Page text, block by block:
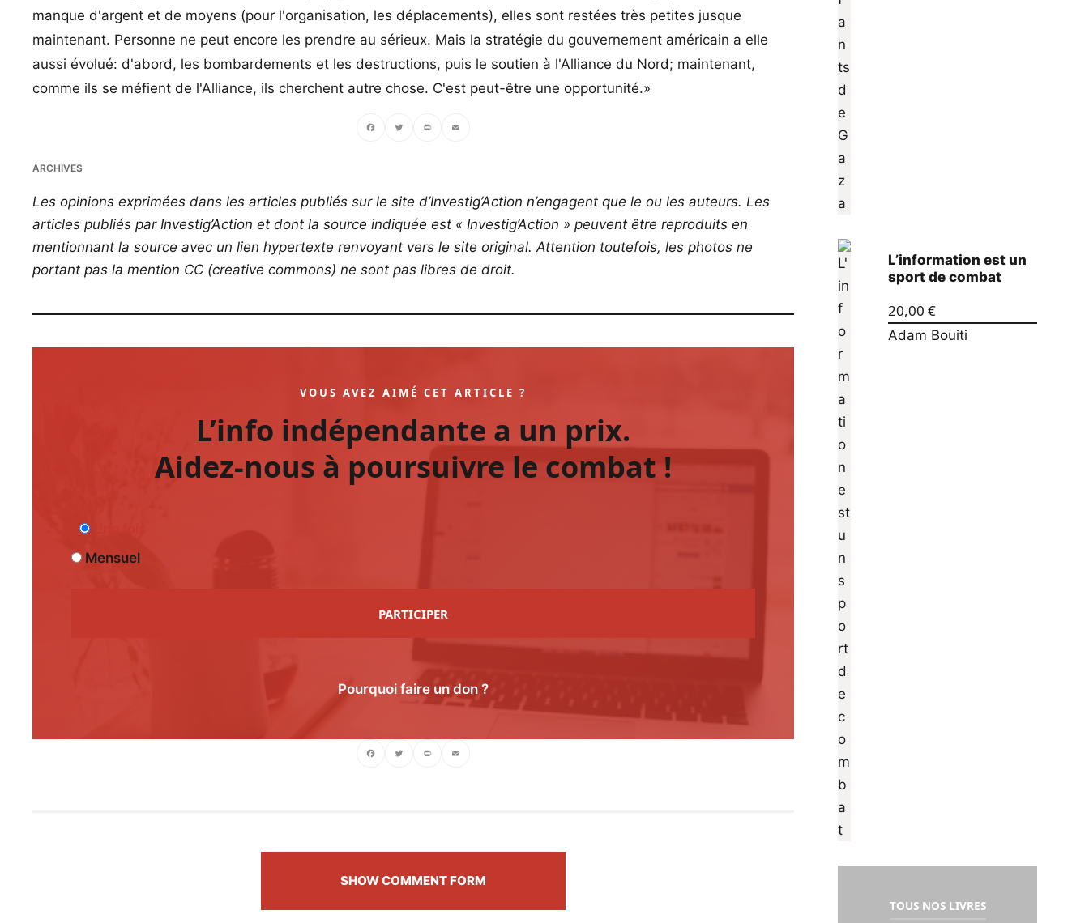
manque d'argent et de moyens (pour l'organisation, les déplacements), elles sont restées très petites jusque
maintenant. Personne ne peut encore les prendre au sérieux. Mais la stratégie du gouvernement américain a elle
aussi évolué: d'abord, les bombardements et les destructions, puis le soutien à l'Alliance du Nord; maintenant,
comme ils se méfient de l'Alliance, ils cherchent autre chose. C'est peut-être une opportunité.»
ARCHIVES
Les opinions exprimées dans les articles publiés sur le site d’Investig’Action n’engagent que le ou les auteurs. Les
articles publiés par Investig’Action et dont la source indiquée est « Investig’Action » peuvent être reproduits en
mentionnant la source avec un lien hypertexte renvoyant vers le site original. Attention toutefois, les photos ne
portant pas la mention CC (creative commons) ne sont pas libres de droit.
VOUS AVEZ AIMÉ CET ARTICLE ?
L’info indépendante a un prix.
Aidez-nous à poursuivre le combat !
Mensuel
PARTICIPER
Pourquoi faire un don ?
SHOW COMMENT FORM
L’information est un
sport de combat
20,00 €
Adam Bouiti
TOUS NOS LIVRES